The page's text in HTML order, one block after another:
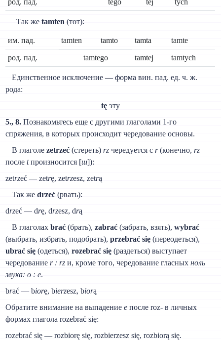
род. пад. tego tej tych
Так же tamten (тот):
им. пад. tamten tamto tamta tamte
род. пад. tamtego tamtej tamtych
Единственное исключение — форма вин. пад. ед. ч. ж.
рода:
tę эту
5., 8. Познакомьтесь еще с другими глаголами 1-го
спряжения, в которых происходит чередование основы.
В глаголе zetrzeć (стереть) rz чередуется с r(конечно, rz
послеtпроизносится [ш]):
zetrzeć — zetrę, zetrzesz, zetrą
Так же drzeć (рвать):
drzeć — drę, drzesz, drą
В глаголах brać (брать), zabrać (забрать, взять), wybrać
(выбрать, избрать, подобрать),przebrać się (переодеться),
ubrać się (одеться),rozebrać się (раздеться) выступает
чередованиеr : rz и, кроме того, чередование гласныхноль
звука: о : е.
brać — biorę, bierzesz, biorą
Обратите внимание на выпадениеe после roz- в личных
формах глагола rozebrać się:
rozebrać się — rozbiorę się, rozbierzesz się, rozbiorą się.